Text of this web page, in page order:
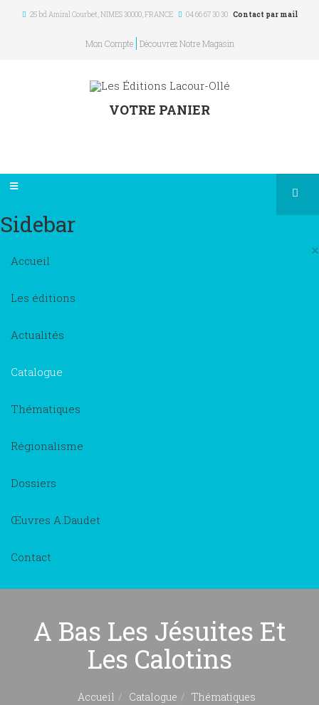
25 bd Amiral Courbet, NIMES 30000,FRANCE 04 66 67 30 30 Contact par mail
Mon Compte Découvrez Notre Magasin
VOTRE PANIER
Sidebar
×
Accueil
Les éditions
Actualités
Catalogue
Thématiques
Régionalisme
Dossiers
Œuvres A.Daudet
Contact
A Bas Les Jésuites Et
Les Calotins
Accueil Catalogue
Thématiques